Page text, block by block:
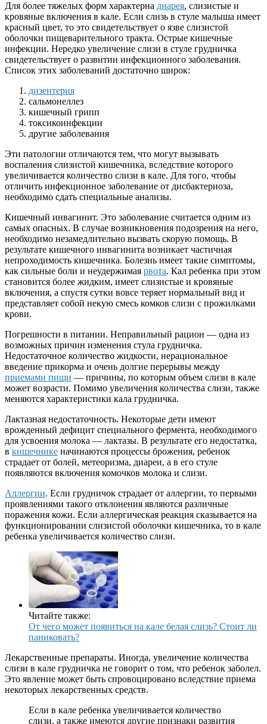
Для более тяжелых форм характерна диарея, слизистые и
кровяные включения в кале. Если слизь в стуле малыша имеет
красный цвет, то это свидетельствует о язве слизистой
оболочки пищеварительного тракта. Острые кишечные
инфекции. Нередко увеличение слизи в стуле грудничка
свидетельствует о развитии инфекционного заболевания.
Список этих заболеваний достаточно широк:
дизентерия
сальмонеллез
кишечный грипп
токсикоинфекции
другие заболевания
Эти патологии отличаются тем, что могут вызывать
воспаления слизистой кишечника, вследствие которого
увеличивается количество слизи в кале. Для того, чтобы
отличить инфекционное заболевание от дисбактериоза,
необходимо сдать специальные анализы.
Кишечный инвагинит. Это заболевание считается одним из
самых опасных. В случае возникновения подозрения на него,
необходимо незамедлительно вызвать скорую помощь. В
результате кишечного инвагинита возникает частичная
непроходимость кишечника. Болезнь имеет такие симптомы,
как сильные боли и неудержимая рвота. Кал ребенка при этом
становится более жидким, имеет слизистые и кровяные
включения, а спустя сутки вовсе теряет нормальный вид и
представляет собой некую смесь комков слизи с прожилками
крови.
Погрешности в питании. Неправильный рацион — одна из
возможных причин изменения стула грудничка.
Недостаточное количество жидкости, нерациональное
введение прикорма и очень долгие перерывы между
приемами пищи — причины, по которым объем слизи в кале
может возрасти. Помимо увеличения количества слизи, также
меняются характеристики кала грудничка.
Лактазная недостаточность. Некоторые дети имеют
врожденный дефицит специального фермента, необходимого
для усвоения молока — лактазы. В результате его недостатка,
в кишечнике начинаются процессы брожения, ребенок
страдает от болей, метеоризма, диареи, а в его стуле
появляются включения комочков молока и слизи.
Аллергии. Если грудничок страдает от аллергии, то первыми
проявлениями такого отклонения являются различные
поражения кожи. Если аллергическая реакция сказывается на
функционировании слизистой оболочки кишечника, то в кале
ребенка увеличивается количество слизи.
Читайте также:
От чего может появиться на кале белая слизь? Стоит ли
паниковать?
Лекарственные препараты. Иногда, увеличение количества
слизи в кале грудничка не говорит о том, что ребенок заболел.
Это явление может быть спровоцировано вследствие приема
некоторых лекарственных средств.
Если в кале ребенка увеличивается количество
слизи, а также имеются другие признаки развития